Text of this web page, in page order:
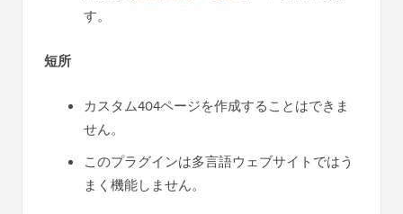
す。
短所
カスタム404ページを作成することはできま
せん。
このプラグインは多言語ウェブサイトではう
まく機能しません。